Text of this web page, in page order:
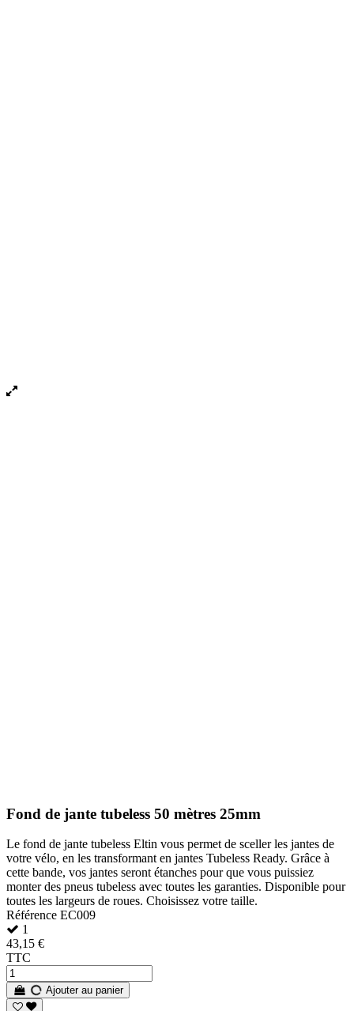
Fond de jante tubeless 50 mètres 25mm
Le fond de jante tubeless Eltin vous permet de sceller les jantes de
votre vélo, en les transformant en jantes Tubeless Ready. Grâce à
cette bande, vos jantes seront étanches pour que vous puissiez
monter des pneus tubeless avec toutes les garanties. Disponible pour
toutes les largeurs de roues. Choisissez votre taille.
Référence EC009
1
43,15 €
TTC
Ajouter au panier